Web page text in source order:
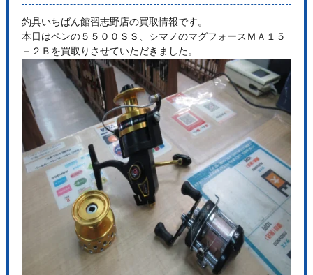
釣具いちばん館習志野店の買取情報です。
本日はペンの５５００ＳＳ、シマノのマグフォースＭＡ１５
－２Ｂを買取りさせていただきました。